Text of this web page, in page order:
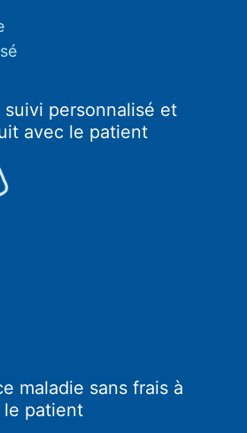
personnalisé et
avec le patient
maladie sans frais à
le patient